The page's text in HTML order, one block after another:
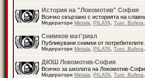
История на "Локомотив" София
Всичко свързано с историята на
Модератори Metala PILATA Turo_Bufera
Снимков мат'риал
Публикувани снимки от потребителите.
Модератори Metala PILATA Turo_Bufera
ДЮШ Локомотив-София
Всичко за школата на Локомотив-
Модератори Metala PILATA Turo_Bufera